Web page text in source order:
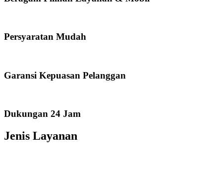
Persyaratan Mudah
Garansi Kepuasan Pelanggan
Dukungan 24 Jam
Jenis Layanan